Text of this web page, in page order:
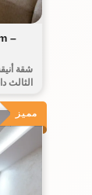
–
شقة
الثالث
مميز